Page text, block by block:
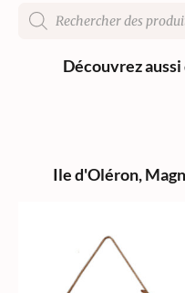
Découvrez aussi
Ile d'Oléron,